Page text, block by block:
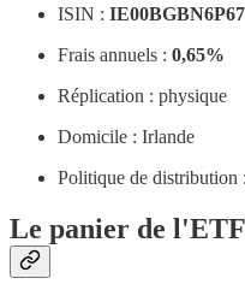
ISIN : IE00BGBN6P67
Frais annuels : 0,65%
Réplication : physique
Domicile : Irlande
Politique de distribution
Le panier de